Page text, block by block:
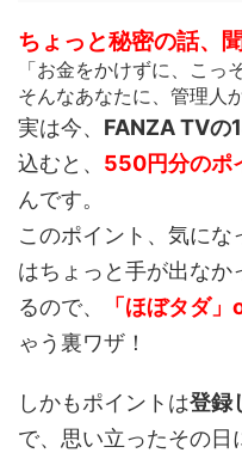
ちょっと秘密の話、
「お金をかけずに、こっ
そんなあなたに、管理人
実は今、 FANZA TVの
込むと、 550円分のポ
んです。
このポイント、 気にな
はちょっと手が出なか
るので、
「ほぼタダ」
ゃう裏ワザ！
しかもポイントは登録
で、思い立ったその日